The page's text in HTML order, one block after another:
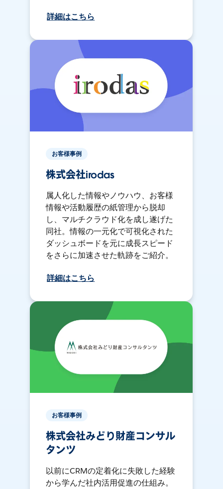
詳細はこちら
お客様事例
株式会社irodas
属人化した情報やノウハウ、お客様
情報や活動履歴の紙管理から脱却
し、マルチクラウド化を成し遂げた
同社。情報の一元化で可視化された
ダッシュボードを元に成長スピード
をさらに加速させた軌跡をご紹介。
詳細はこちら
お客様事例
株式会社みどり財産コンサル
タンツ
以前にCRMの定着化に失敗した経験
から学んだ社内活用促進の仕組み。